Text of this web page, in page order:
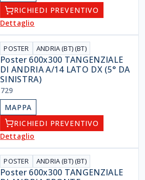
RICHIEDI PREVENTIVO
Dettaglio
POSTER ANDRIA (BT) (BT)
Poster 600x300 TANGENZIALE
DI ANDRIA A/14 LATO DX (5° DA
SINISTRA)
729
MAPPA
RICHIEDI PREVENTIVO
Dettaglio
POSTER ANDRIA (BT) (BT)
Poster 600x300 TANGENZIALE